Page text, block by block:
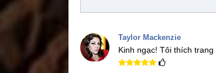
Taylor Mackenzie
Kinh ngạc! Tôi thích trang